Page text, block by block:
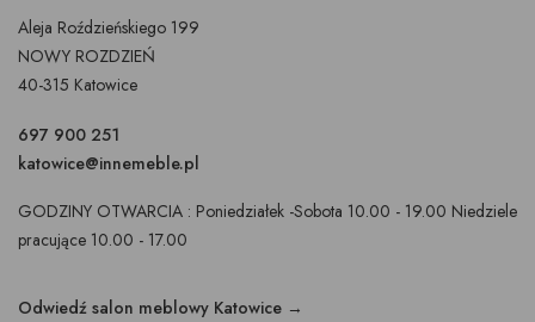
Aleja Roździeńskiego 199
NOWY ROZDZIEŃ
40-315 Katowice
697 900 251
katowice@innemeble.pl
GODZINY OTWARCIA : Poniedziałek -Sobota 10.00 - 19.00 Niedziele
pracujące 10.00 - 17.00
Odwiedź salon meblowy Katowice →